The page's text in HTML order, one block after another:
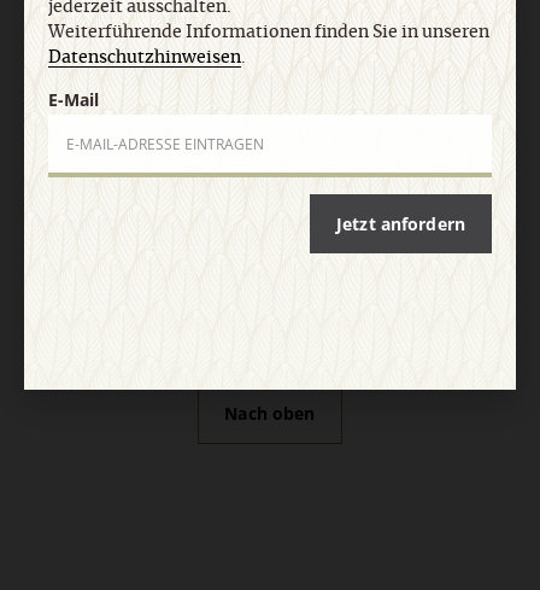
AGB und Widerrufsbelehrung Datenschutz
Barrierefreiheit
Impressum
Vertrag widerrufen Abo online kündigen
Nach oben
jederzeit ausschalten.
Weiterführende Informationen finden Sie in unseren
Datenschutzhinweisen.
E-Mail
Jetzt anfordern